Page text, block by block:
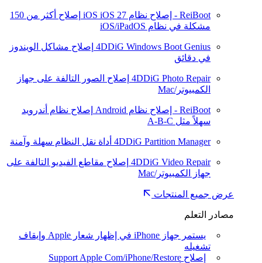
ReiBoot - إصلاح نظام iOS iOS 27
إصلاح أكثر من 150
مشكلة في نظام iOS/iPadOS
4DDiG Windows Boot Genius إصلاح مشاكل الويندوز
في دقائق
4DDiG Photo Repair إصلاح الصور التالفة على جهاز
الكمبيوتر/Mac
ReiBoot - إصلاح نظام Android
إصلاح نظام أندرويد
سهلاً مثل A-B-C
4DDiG Partition Manager أداة نقل النظام سهلة وآمنة
4DDiG Video Repair إصلاح مقاطع الفيديو التالفة على
جهاز الكمبيوتر/Mac
عرض جميع المنتجات
مصادر التعلم
يستمر جهاز iPhone في إظهار شعار Apple وإيقاف
تشغيله
إصلاح Support Apple Com/iPhone/Restore